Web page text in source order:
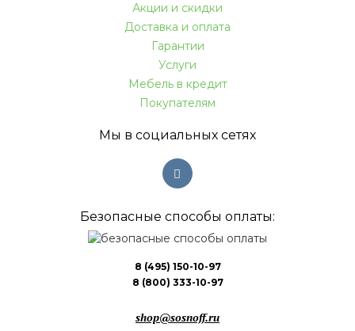
Акции и скидки
Доставка и оплата
Гарантии
Услуги
Мебель в кредит
Покупателям
Мы в социальных сетях
Безопасные способы оплаты:
8 (495) 150-10-97
8 (800) 333-10-97
shop@sosnoff.ru